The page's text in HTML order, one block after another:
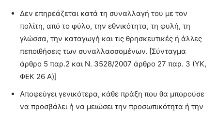
Δεν επηρεάζεται κατά τη συναλλαγή του με τον
πολίτη, από το φύλο, την εθνικότητα, τη φυλή, τη
γλώσσα, την καταγωγή και τις θρησκευτικές ή άλλες
πεποιθήσεις των συναλλασσομένων. [Σύνταγμα
άρθρο 5 παρ.2 και Ν. 3528/2007 άρθρο 27 παρ. 3 (YΚ,
ΦΕΚ 26 A)]
Αποφεύγει γενικότερα, κάθε πράξη που θα μπορούσε
να προσβάλει ή να μειώσει την προσωπικότητα ή την